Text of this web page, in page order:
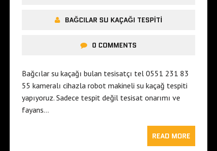
BAĞCILAR SU KAÇAĞI TESPITI
0 COMMENTS
Bağcılar su kaçağı bulan tesisatçı tel 0551 231 83
55 kameralı cihazla robot makineli su kaçağ tespiti
yapıyoruz. Sadece tespit değil tesisat onarımı ve
fayans…
READ MORE